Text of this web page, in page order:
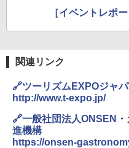
04 地球
島 5訂版
ュ(BC仕
広げるだ
イド ブ
ッシュ 4
ATCW-
￥-
送
USB充電
可能 安
ンパクト
ア/オフ
も楽しめる［イベントレポ
関連リンク
🔗ツーリズムEXPOジャ
http://www.t-expo.jp/
🔗一般社団法人ONSEN
進機構
https://onsen-